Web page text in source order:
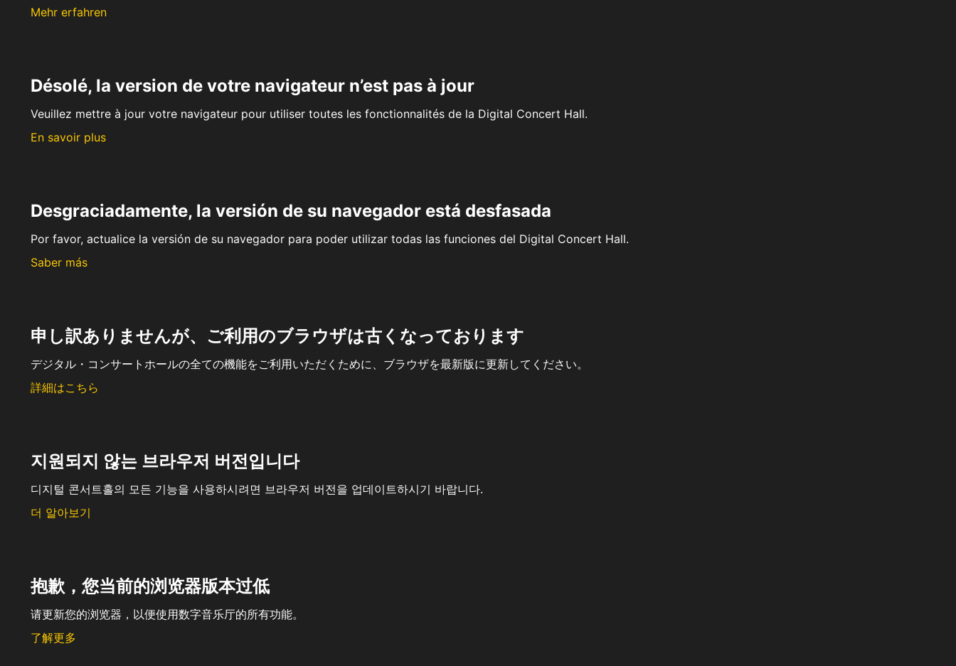
Mehr erfahren
Désolé, la version de votre navigateur n’est pas à jour
Veuillez mettre à jour votre navigateur pour utiliser toutes les fonctionnalités de la Digital Concert Hall.
En savoir plus
Desgraciadamente, la versión de su navegador está desfasada
Por favor, actualice la versión de su navegador para poder utilizar todas las funciones del Digital Concert Hall.
Saber más
申し訳ありませんが、ご利用のブラウザは古くなっております
デジタル・コンサートホールの全ての機能をご利用いただくために、ブラウザを最新版に更新してください。
詳細はこちら
지원되지 않는 브라우저 버전입니다
디지털 콘서트홀의 모든 기능을 사용하시려면 브라우저 버전을 업데이트하시기 바랍니다.
더 알아보기
抱歉，您当前的浏览器版本过低
请更新您的浏览器，以便使用数字音乐厅的所有功能。
了解更多